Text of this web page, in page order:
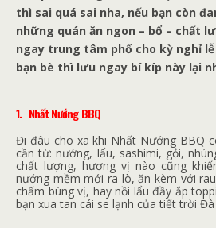
thì sai quá sai nha, nếu bạn còn
những quán ăn ngon – bổ – chất
ngay trung tâm phố cho kỳ nghỉ
bạn bè thì lưu ngay bí kíp này lại
1. Nhất Nướng BBQ
Đi đâu cho xa khi Nhất Nướng BBQ
cần từ: nướng, lẩu, sashimi, gỏi,
chất lượng, hương vị nào cũng
nướng mềm mới ra lò, ăn kèm với
chấm bùng vị, hay nồi lẩu đầy ắp
bạn xua tan cái se lạnh của tiết trời